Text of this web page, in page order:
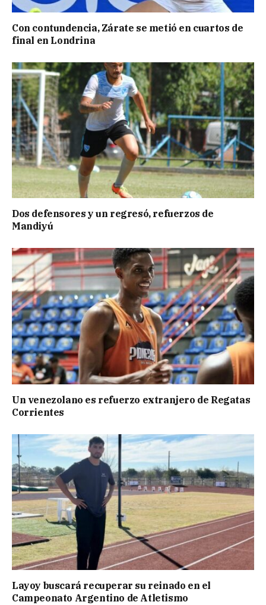
Con contundencia, Zárate se metió en cuartos de
final en Londrina
Dos defensores y un regresó, refuerzos de
Mandiyú
Un venezolano es refuerzo extranjero de Regatas
Corrientes
Layoy buscará recuperar su reinado en el
Campeonato Argentino de Atletismo